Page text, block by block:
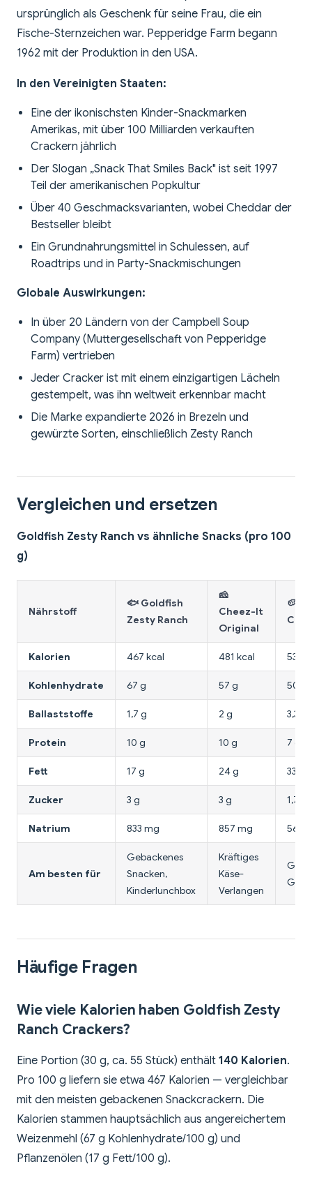
ursprünglich als Geschenk für seine Frau, die ein
Fische-Sternzeichen war. Pepperidge Farm begann
1962 mit der Produktion in den USA.
In den Vereinigten Staaten:
Eine der ikonischsten Kinder-Snackmarken
Amerikas, mit über 100 Milliarden verkauften
Crackern jährlich
Der Slogan „Snack That Smiles Back" ist seit 1997
Teil der amerikanischen Popkultur
Über 40 Geschmacksvarianten, wobei Cheddar der
Bestseller bleibt
Ein Grundnahrungsmittel in Schulessen, auf
Roadtrips und in Party-Snackmischungen
Globale Auswirkungen:
In über 20 Ländern von der Campbell Soup
Company (Muttergesellschaft von Pepperidge
Farm) vertrieben
Jeder Cracker ist mit einem einzigartigen Lächeln
gestempelt, was ihn weltweit erkennbar macht
Die Marke expandierte 2026 in Brezeln und
gewürzte Sorten, einschließlich Zesty Ranch
Vergleichen und ersetzen
Goldfish Zesty Ranch vs ähnliche Snacks (pro 100
g)
Nährstoff
🐟 Goldfish
Zesty Ranch
🧀
Cheez-It
Original
🥔
Kalorien 467 kcal 481 kcal 536
Kohlenhydrate 67 g 57 g 50 g
Ballaststoffe 1,7 g 2 g 3,3 g
Protein 10 g 10 g 7 g
Fett 17 g 24 g 33 g
Zucker 3 g 3 g 1,7 g
Natrium 833 mg 857 mg 567
Am besten für
Gebackenes
Snacken,
Kinderlunchbox
Kräftiges
Käse-
Verlangen
Häufige Fragen
Wie viele Kalorien haben Goldfish Zesty
Ranch Crackers?
Eine Portion (30 g, ca. 55 Stück) enthält 140 Kalorien.
Pro 100 g liefern sie etwa 467 Kalorien — vergleichbar
mit den meisten gebackenen Snackcrackern. Die
Kalorien stammen hauptsächlich aus angereichertem
Weizenmehl (67 g Kohlenhydrate/100 g) und
Pflanzenölen (17 g Fett/100 g).